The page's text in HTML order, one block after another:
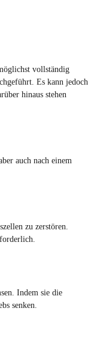
vollständig
Es kann jedoch
hinaus stehen
auch nach einem
zu zerstören.
Indem sie die
senken.